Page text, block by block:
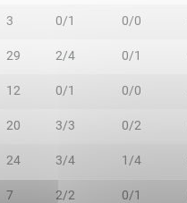
3 0/1 0/0
29 2/4 0/1
12 0/1 0/0
20 3/3 0/2
24 3/4 1/4
7 2/2 0/1